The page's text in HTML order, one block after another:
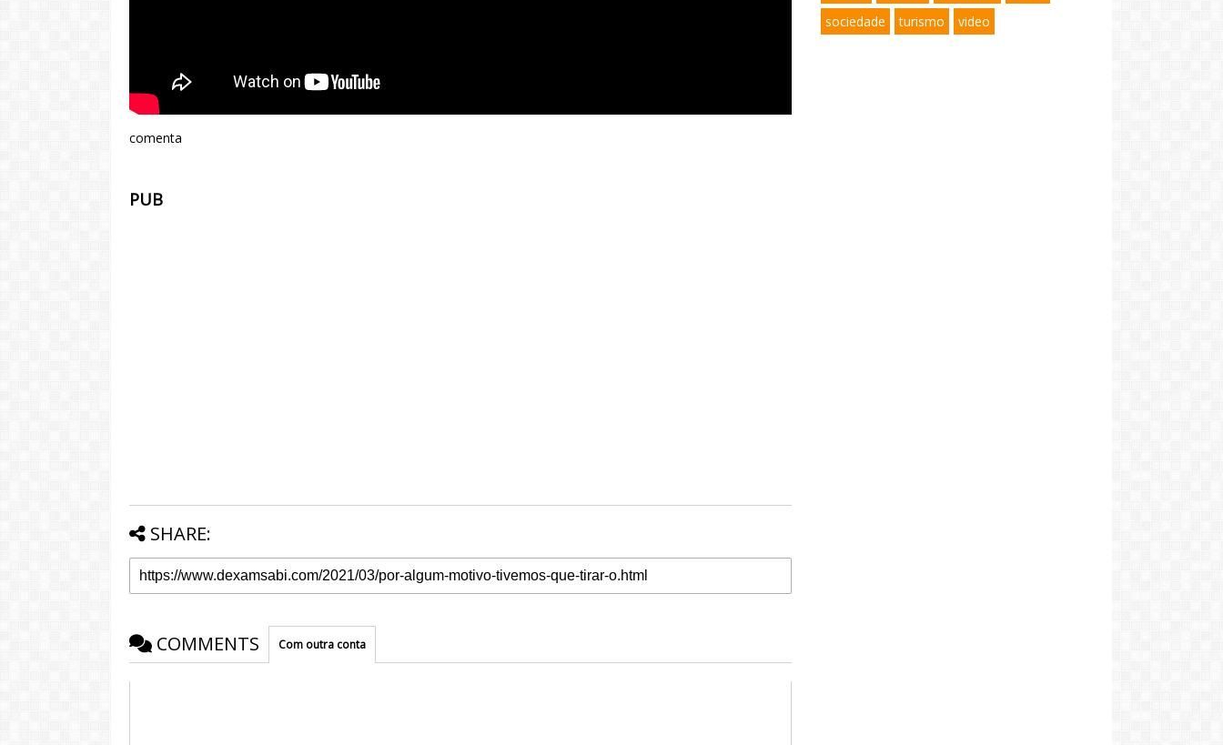
comenta
PUB
SHARE:
COMMENTS Com outra conta
sociedade
turismo video